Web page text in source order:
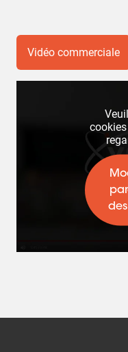
Vidéo commerciale